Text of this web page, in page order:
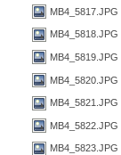
MB4_5817.JPG
MB4_5818.JPG
MB4_5819.JPG
MB4_5820.JPG
MB4_5821.JPG
MB4_5822.JPG
MB4_5823.JPG